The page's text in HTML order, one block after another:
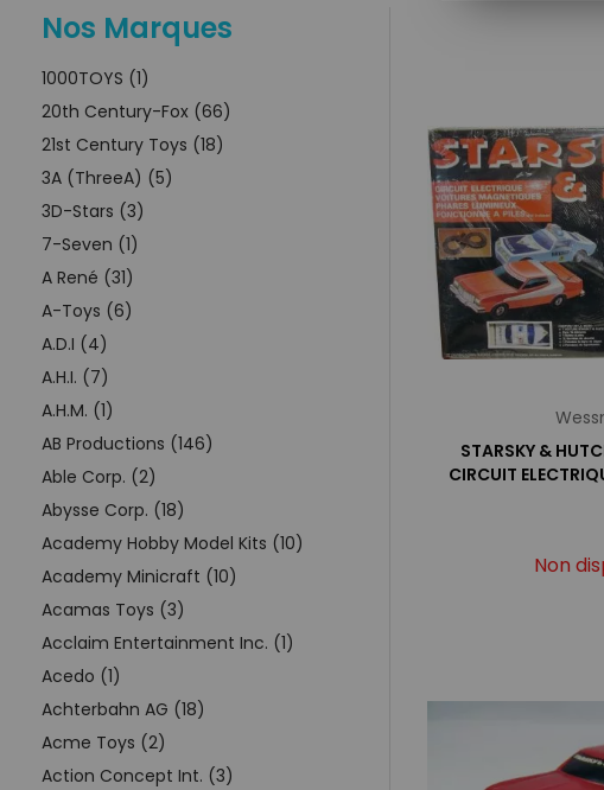
Nos Marques
1000TOYS (1)
20th Century-Fox (66)
21st Century Toys (18)
3A (ThreeA) (5)
3D-Stars (3)
7-Seven (1)
A René (31)
A-Toys (6)
A.D.I (4)
A.H.I. (7)
A.H.M. (1)
AB Productions (146)
Able Corp. (2)
Abysse Corp. (18)
Academy Hobby Model Kits (10)
Academy Minicraft (10)
Acamas Toys (3)
Acclaim Entertainment Inc. (1)
Acedo (1)
Achterbahn AG (18)
Acme Toys (2)
Action Concept Int. (3)
STARSKY &
CIRCUIT
Non